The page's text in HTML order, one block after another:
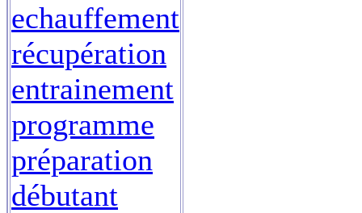
echauffement
récupération
entrainement
programme
préparation
débutant